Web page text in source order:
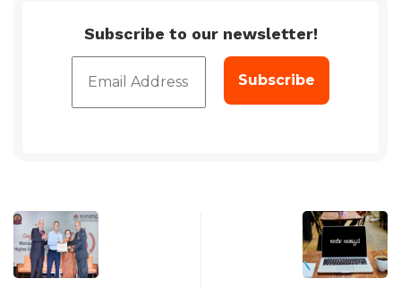
Subscribe to our newsletter!